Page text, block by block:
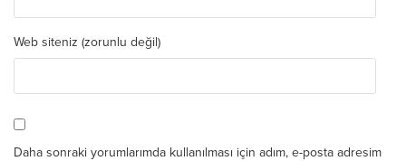
Web siteniz (zorunlu değil)
Daha sonraki yorumlarımda kullanılması için adım, e-posta adresim